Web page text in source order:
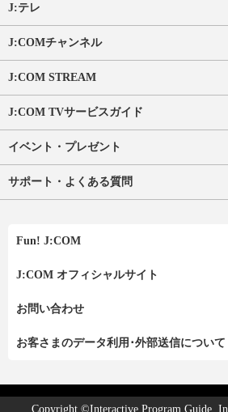
J:テレ
J:COMチャンネル
J:COM STREAM
J:COM TVサービスガイド
イベント・プレゼント
サポート・よくある質問
Fun! J:COM
J:COM オフィシャルサイト
お問い合わせ
お客さまのデータ利用･外部送信について
Copyright ©Interactive Program Guide,